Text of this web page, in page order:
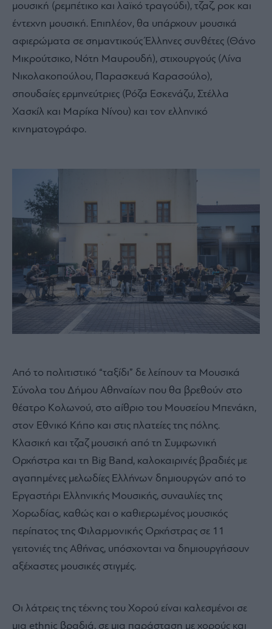
μουσική (ρεμπέτικο και λαϊκό τραγούδι), τζαζ, ροκ και
έντεχνη μουσική. Επιπλέον, θα υπάρχουν μουσικά
αφιερώματα σε σημαντικούς Έλληνες συνθέτες (Θάνο
Μικρούτσικο, Νότη Μαυρουδή), στιχουργούς (Λίνα
Νικολακοπούλου, Παρασκευά Καρασούλο),
σπουδαίες ερμηνεύτριες (Ρόζα Εσκενάζυ, Στέλλα
Χασκίλ και Μαρίκα Νίνου) και τον ελληνικό
κινηματογράφο.
Από το πολιτιστικό “ταξίδι” δε λείπουν τα Μουσικά
Σύνολα του Δήμου Αθηναίων που θα βρεθούν στο
θέατρο Κολωνού, στο αίθριο του Μουσείου Μπενάκη,
στον Εθνικό Κήπο και στις πλατείες της πόλης.
Κλασική και τζαζ μουσική από τη Συμφωνική
Ορχήστρα και τη Big Band, καλοκαιρινές βραδιές με
αγαπημένες μελωδίες Ελλήνων δημιουργών από το
Εργαστήρι Ελληνικής Μουσικής, συναυλίες της
Χορωδίας, καθώς και ο καθιερωμένος μουσικός
περίπατος της Φιλαρμονικής Ορχήστρας σε 11
γειτονιές της Αθήνας, υπόσχονται να δημιουργήσουν
αξέχαστες μουσικές στιγμές.
Οι λάτρεις της τέχνης του Χορού είναι καλεσμένοι σε
μια ethnic βραδιά, σε μια παράσταση με χορούς και